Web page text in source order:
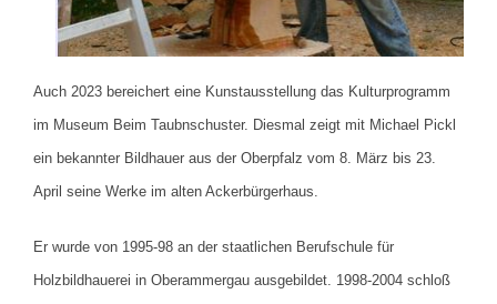
Auch 2023 bereichert eine Kunstausstellung das Kulturprogramm
im Museum Beim Taubnschuster. Diesmal zeigt mit Michael Pickl
ein bekannter Bildhauer aus der Oberpfalz vom 8. März bis 23.
April seine Werke im alten Ackerbürgerhaus.
Er wurde von 1995-98 an der staatlichen Berufschule für
Holzbildhauerei in Oberammergau ausgebildet. 1998-2004 schloß